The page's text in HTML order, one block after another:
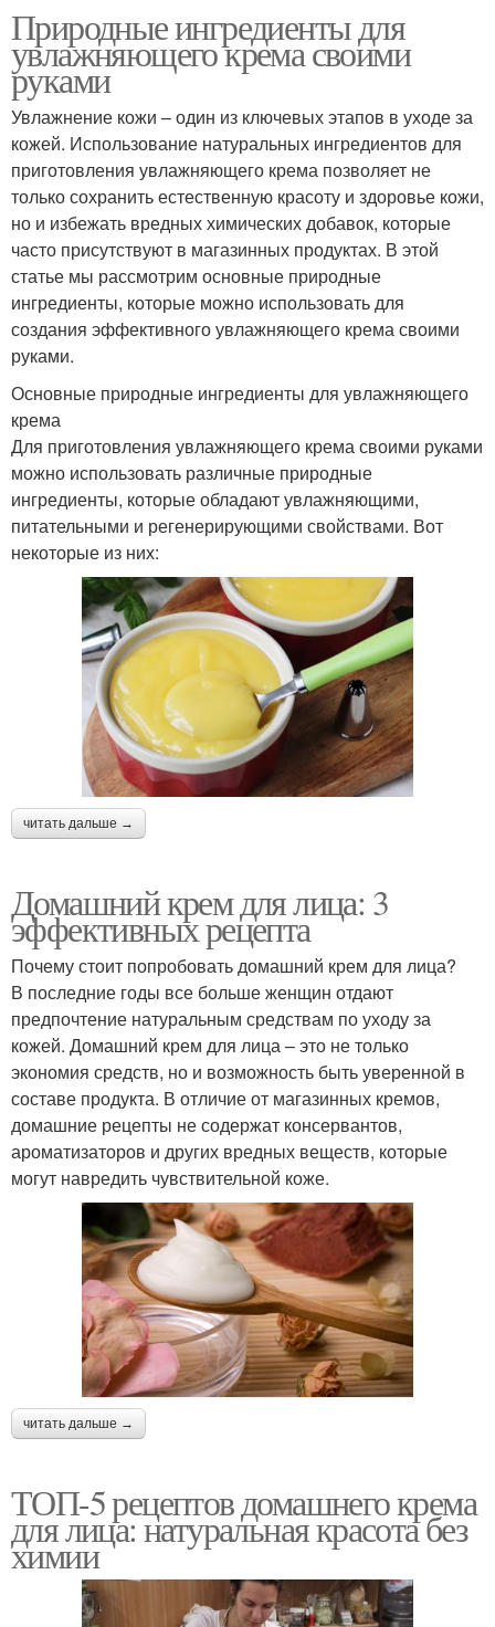
Природные ингредиенты для
увлажняющего крема своими
руками
Увлажнение кожи – один из ключевых этапов в уходе за
кожей. Использование натуральных ингредиентов для
приготовления увлажняющего крема позволяет не
только сохранить естественную красоту и здоровье кожи,
но и избежать вредных химических добавок, которые
часто присутствуют в магазинных продуктах. В этой
статье мы рассмотрим основные природные
ингредиенты, которые можно использовать для
создания эффективного увлажняющего крема своими
руками.
Основные природные ингредиенты для увлажняющего
крема
Для приготовления увлажняющего крема своими руками
можно использовать различные природные
ингредиенты, которые обладают увлажняющими,
питательными и регенерирующими свойствами. Вот
некоторые из них:
читать дальше →
Домашний крем для лица: 3
эффективных рецепта
Почему стоит попробовать домашний крем для лица?
В последние годы все больше женщин отдают
предпочтение натуральным средствам по уходу за
кожей. Домашний крем для лица – это не только
экономия средств, но и возможность быть уверенной в
составе продукта. В отличие от магазинных кремов,
домашние рецепты не содержат консервантов,
ароматизаторов и других вредных веществ, которые
могут навредить чувствительной коже.
читать дальше →
ТОП-5 рецептов домашнего крема
для лица: натуральная красота без
химии